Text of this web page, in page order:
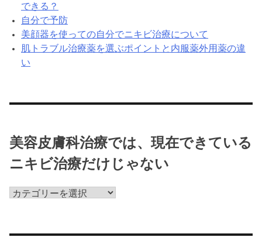
できる？
自分で予防
美顔器を使っての自分でニキビ治療について
肌トラブル治療薬を選ぶポイントと内服薬外用薬の違
い
美容皮膚科治療では、現在できている
ニキビ治療だけじゃない
美
膚